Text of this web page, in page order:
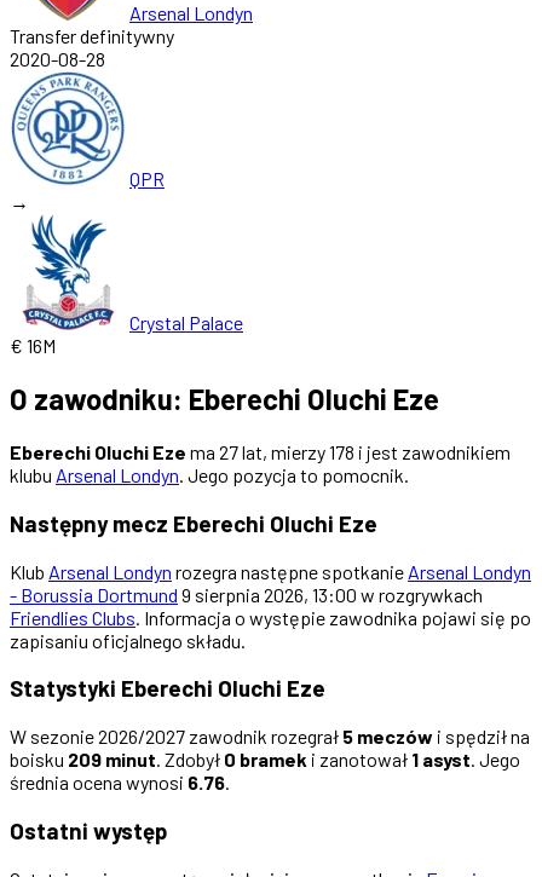
Arsenal Londyn
Transfer definitywny
2020-08-28
QPR
→
Crystal Palace
€ 16M
O zawodniku: Eberechi Oluchi Eze
Eberechi Oluchi Eze ma 27 lat, mierzy 178 i jest zawodnikiem
klubu Arsenal Londyn. Jego pozycja to pomocnik.
Następny mecz Eberechi Oluchi Eze
Klub Arsenal Londyn rozegra następne spotkanie Arsenal Londyn
- Borussia Dortmund 9 sierpnia 2026, 13:00 w rozgrywkach
Friendlies Clubs . Informacja o występie zawodnika pojawi się po
zapisaniu oficjalnego składu.
Statystyki Eberechi Oluchi Eze
W sezonie 2026/2027 zawodnik rozegrał 5 meczów i spędził na
boisku 209 minut. Zdobył 0 bramek i zanotował 1 asyst. Jego
średnia ocena wynosi 6.76.
Ostatni występ